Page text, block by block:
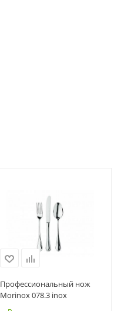
Профессиональный нож
Morinox 078.3 inox